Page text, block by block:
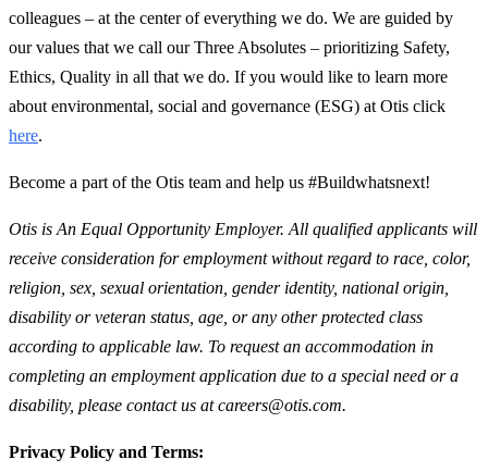
colleagues – at the center of everything we do. We are guided by
our values that we call our Three Absolutes – prioritizing Safety,
Ethics, Quality in all that we do. If you would like to learn more
about environmental, social and governance (ESG) at Otis click
here.
Become a part of the Otis team and help us #Buildwhatsnext!
Otis is An Equal Opportunity Employer. All qualified applicants will
receive consideration for employment without regard to race, color,
religion, sex, sexual orientation, gender identity, national origin,
disability or veteran status, age, or any other protected class
according to applicable law. To request an accommodation in
completing an employment application due to a special need or a
disability, please contact us at careers@otis.com.
Privacy Policy and Terms: